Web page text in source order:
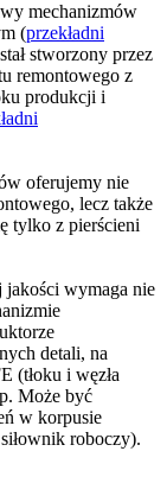
mechanizmów
(przekładni
stworzony przez
remontowego z
produkcji i
oferujemy nie
lecz także
tylko z pierścieni
jakości wymaga nie
detali, na
(tłoku i węzła
Może być
w korpusie
roboczy).